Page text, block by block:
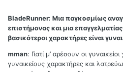
BladeRunner: Μια παγκοσμίως
επιστήμονας και μια
βασικότεροι χαρακτήρες είναι
mman: Γιατί μ’ αρέσουν οι
γυναικείους χαρακτήρες και